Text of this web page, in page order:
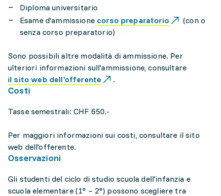
Diploma universitario
Esame d'ammissione corso preparatorio
(con o
senza corso preparatorio)
Sono possibili altre modalità di ammissione. Per
ulteriori informazioni sull'ammissione, consultare
il sito web dell'offerente
.
Costi
Tasse semestrali: CHF 650.-
Per maggiori informazioni sui costi, consultare il sito
web dell'offerente.
Osservazioni
Gli studenti del ciclo di studio scuola dell'infanzia e
scuola elementare (1° – 2°) possono scegliere tra